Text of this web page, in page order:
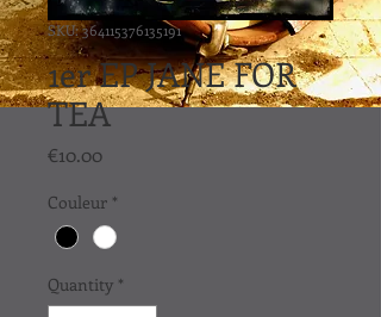
SKU: 364115376135191
1er EP JANE FOR
TEA
€10.00Price
Couleur *
Quantity *